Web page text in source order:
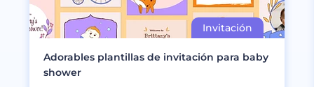
Adorables plantillas de invitación para baby
shower